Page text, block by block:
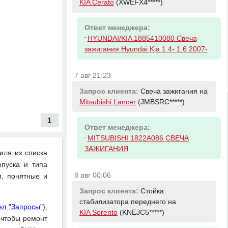
1
из списка
и типа
понятные и
"Запросы"),
ремонт
KIA Cerato(XWEFX4*****)
Ответ менеджера:
- HYUNDAI/KIA 1885410080 Свеча
зажигания Hyundai Kia 1.4- 1.6 2007-
7 авг 21:23
Запрос клиента: Свеча зажигания на
Mitsubishi Lancer(JMBSRC*****)
Ответ менеджера:
- MITSUBISHI 1822A086 СВЕЧА
ЗАЖИГАНИЯ
8 авг 00:06
Запрос клиента: Стойка
стабилизатора переднего на
KIA Sorento(KNEJC5*****)